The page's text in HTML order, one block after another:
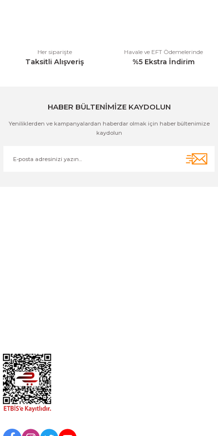
Her siparişte
Taksitli Alışveriş
Havale ve EFT Ödemelerinde
%5 Ekstra İndirim
HABER BÜLTENİMİZE KAYDOLUN
Yeniliklerden ve kampanyalardan haberdar olmak için haber bültenimize
kaydolun